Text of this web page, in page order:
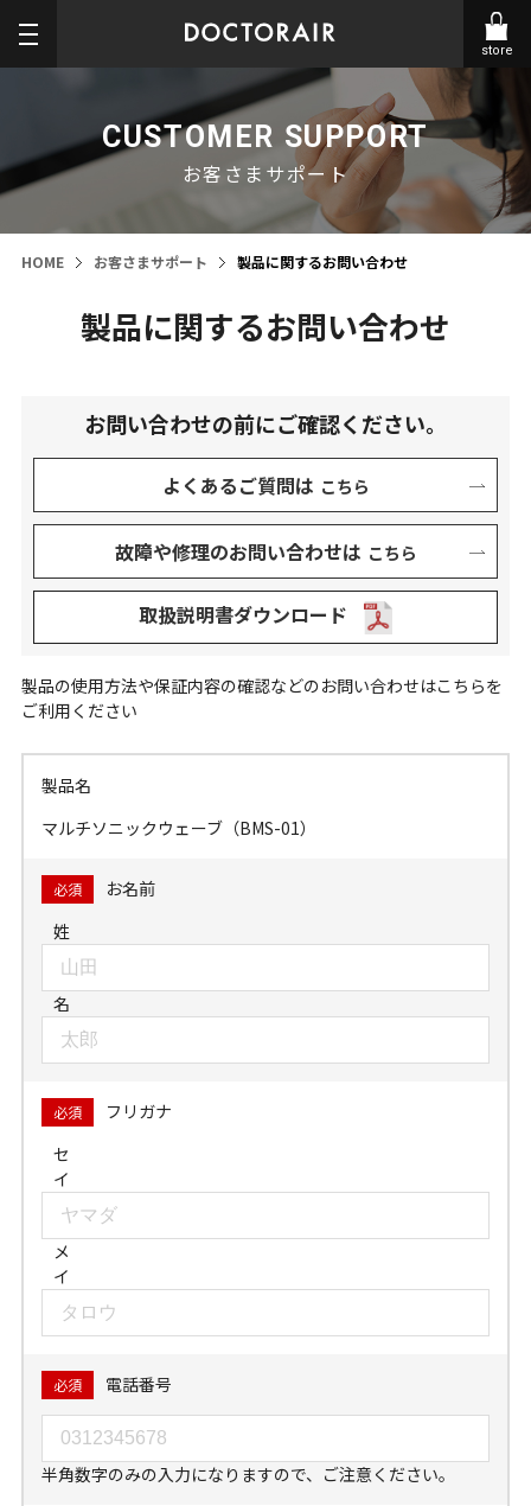
store
CUSTOMER SUPPORT
お客さまサポート
HOME お客さまサポート 製品に関するお問い合わせ
製品に関するお問い合わせ
お問い合わせの前にご確認ください。
よくあるご質問は こちら
故障や修理のお問い合わせは こちら
取扱説明書ダウンロード
製品の使用方法や保証内容の確認などのお問い合わせはこちらを
ご利用ください
製品名
マルチソニックウェーブ（BMS-01）
必須
お名前
姓
名
必須
フリガナ
セ
イ
メ
イ
必須 電話番号
半角数字のみの入力になりますので、ご注意ください。